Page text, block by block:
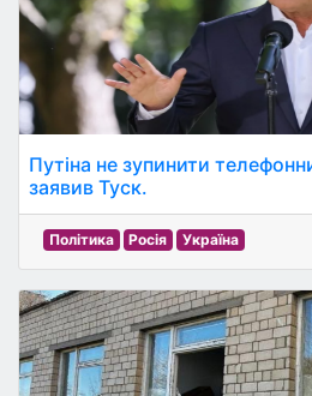
Путіна не зупинити
заявив Туск.
Політика Росія Україна